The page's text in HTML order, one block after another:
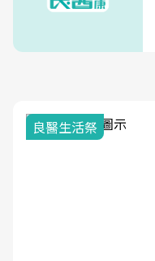
良醫生活祭